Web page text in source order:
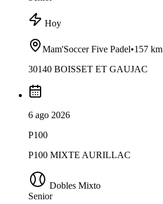
Hoy
Mam'Soccer Five Padel•157 km
30140 BOISSET ET GAUJAC
6 ago 2026
P100
P100 MIXTE AURILLAC
Dobles Mixto
Senior